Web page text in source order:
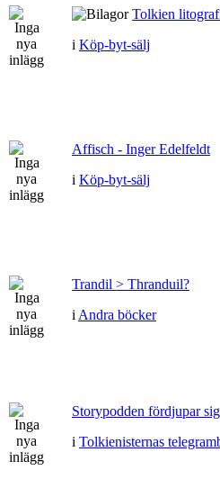
Tolkien
i Köp-byt-sälj
Affisch - Inger Edelfeldt
i Köp-byt-sälj
Trandil > Thranduil?
i Andra böcker
Storypodden fördjupar
i Tolkienisternas